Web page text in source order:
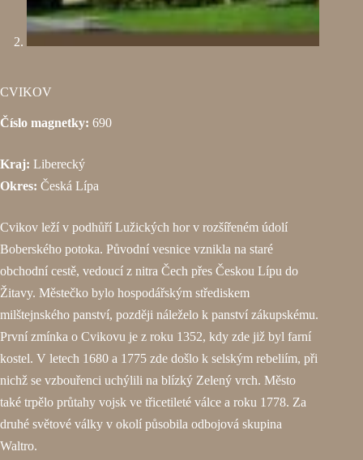
CVIKOV
Číslo magnetky: 690
Kraj: Liberecký
Okres: Česká Lípa
Cvikov leží v podhůří Lužických hor v rozšířeném údolí
Boberského potoka. Původní vesnice vznikla na staré
obchodní cestě, vedoucí z nitra Čech přes Českou Lípu do
Žitavy. Městečko bylo hospodářským střediskem
milštejnského panství, později náleželo k panství zákupskému.
První zmínka o Cvikovu je z roku 1352, kdy zde již byl farní
kostel. V letech 1680 a 1775 zde došlo k selským rebeliím, při
nichž se vzbouřenci uchýlili na blízký Zelený vrch. Město
také trpělo průtahy vojsk ve třicetileté válce a roku 1778. Za
druhé světové války v okolí působila odbojová skupina
Waltro.